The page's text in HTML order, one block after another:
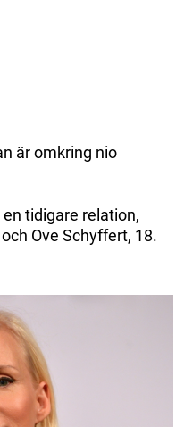
är omkring nio
tidigare relation,
Ove Schyffert, 18.